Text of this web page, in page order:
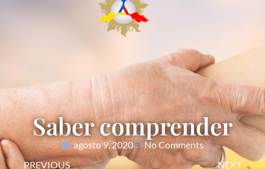
Saber comprender
agosto 9, 2020
No Comments
PREVIOUS
NEXT